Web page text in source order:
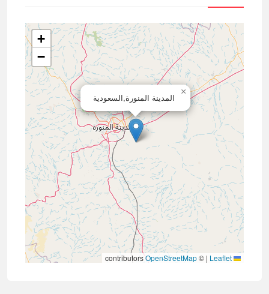
المدينة المنورة,السعودية
×
+
−
|
©
OpenStreetMap
contributors